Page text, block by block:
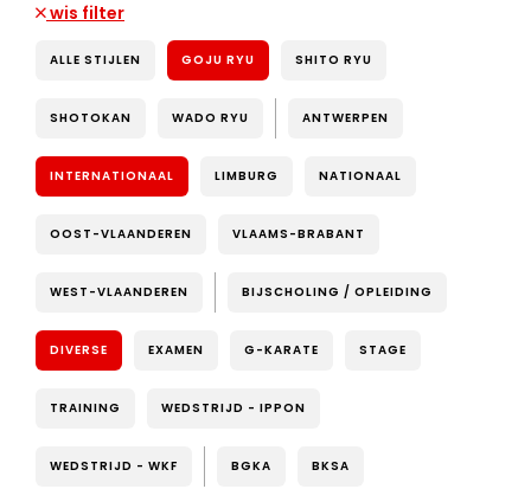
wis filter
ALLE STIJLEN GOJU RYU SHITO RYU
SHOTOKAN WADO RYU ANTWERPEN
INTERNATIONAAL LIMBURG NATIONAAL
OOST-VLAANDEREN VLAAMS-BRABANT
WEST-VLAANDEREN BIJSCHOLING / OPLEIDING
DIVERSE EXAMEN G-KARATE STAGE
TRAINING WEDSTRIJD - IPPON
WEDSTRIJD - WKF BGKA BKSA